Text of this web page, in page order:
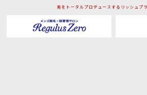
美をトータルプロデュースするリッシュプ